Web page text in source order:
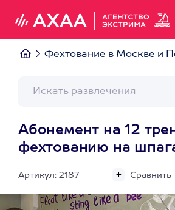
Фехтование в Москве и
Абонемент на 12
фехтованию на
Артикул: 2187 Сравнить